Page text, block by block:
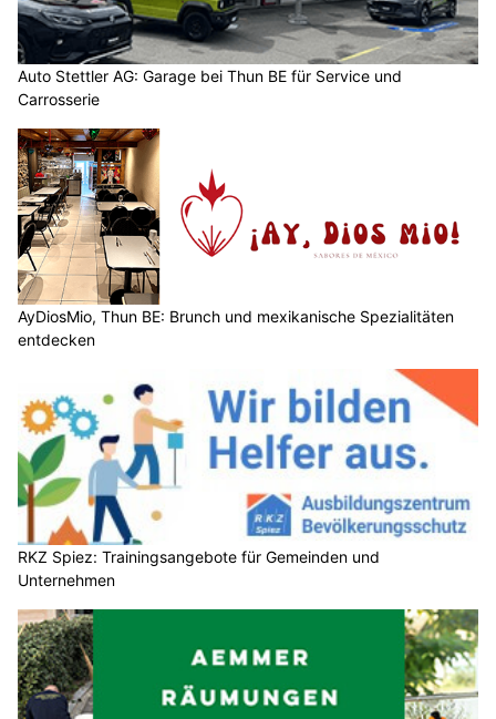
Auto Stettler AG: Garage bei Thun BE für Service und
Carrosserie
AyDiosMio, Thun BE: Brunch und mexikanische Spezialitäten
entdecken
RKZ Spiez: Trainingsangebote für Gemeinden und
Unternehmen